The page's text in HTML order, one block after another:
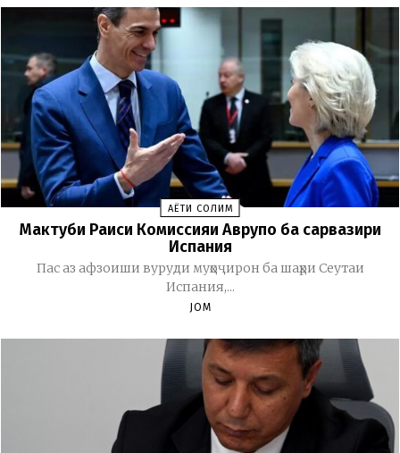
ҲАЁТИ СОЛИМ
Мактуби Раиси Комиссияи Аврупо ба сарвазири
Испания
Пас аз афзоиши вуруди муҳоҷирон ба шаҳри Сеутаи
Испания,...
JOM